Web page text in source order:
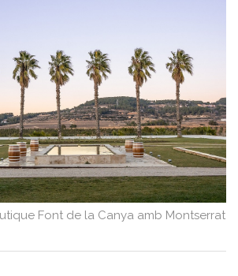
Font de la Canya amb Montserrat